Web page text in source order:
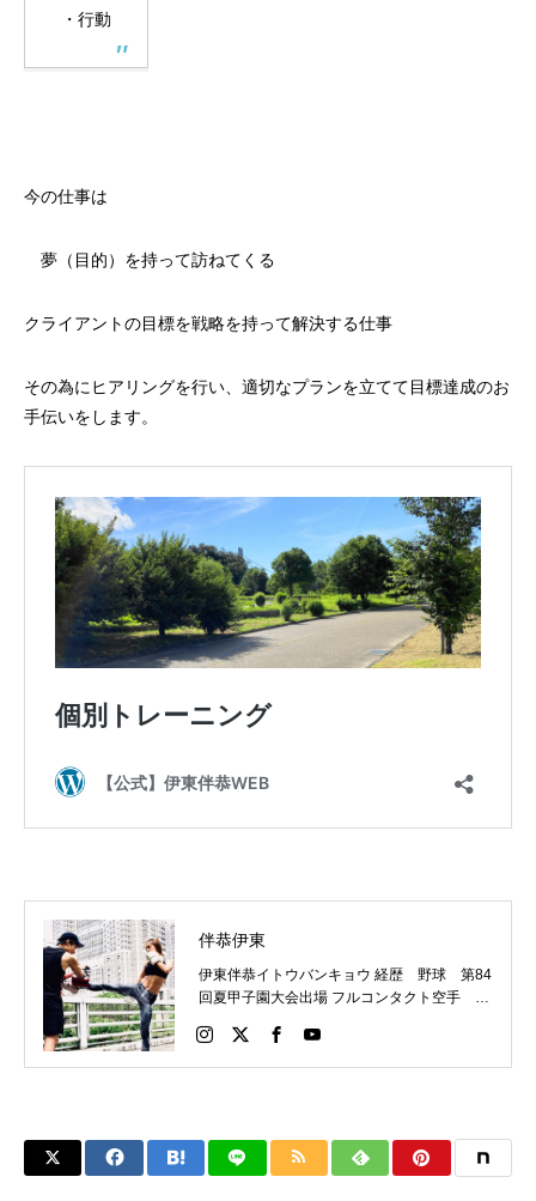
・行動
今の仕事は
夢（目的）を持って訪ねてくる
クライアントの目標を戦略を持って解決する仕事
その為にヒアリングを行い、適切なプランを立てて目標達成のお
手伝いをします。
伴恭伊東
伊東伴恭イトウバンキョウ 経歴 野球 第84
回夏甲子園大会出場 フルコンタクト空手 日
パーライト級新人王 FOKウェルター級王者
WMCライト級日本王者 トレーニング依頼は